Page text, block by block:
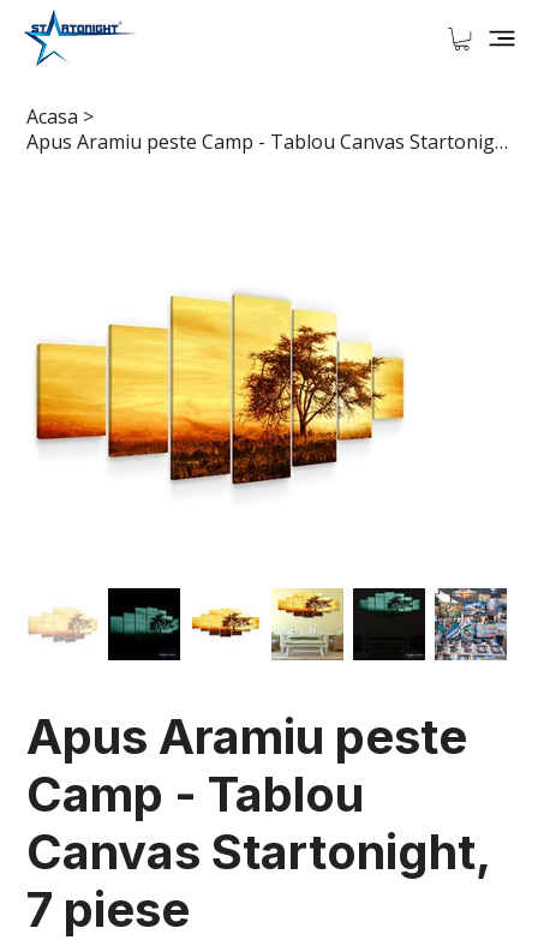
Acasa >
Apus Aramiu peste Camp - Tablou Canvas Startonight, 7 piese
Apus Aramiu peste
Camp - Tablou
Canvas Startonight,
7 piese